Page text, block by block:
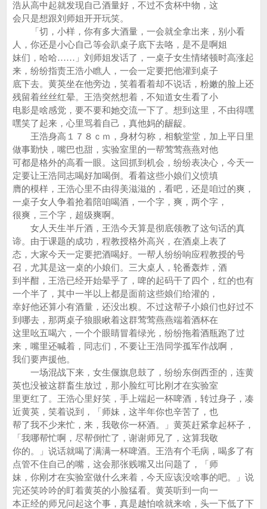
浩从高中起就发现自己酒量好，不过不贪杯中物，这
会只是想跟刘师姐开开玩笑。
「切，小样，你有多大酒量，一会就全拿出来，别小看
人，你还是小心自己等会趴桌子底下去咯，是不是啊姐
妹们，哈哈……」刘师姐发话了，一桌子女生情绪顿时高涨起
来，纷纷指责王浩小瞧人，一会一定要把他灌到桌子
底下去。黄英坐在他旁边，笑着看着却不说话，粉嫩的脸上还
残留着丝丝红晕。王浩突然想着，不知道女生看了小
电影是啥感觉，要不要和她交流一下了。想到这里，不由得嘿
嘿笑了起来，心里骂着自己，真他妈的龌龊。
王浩身高１７８ｃｍ，身材匀称，相貌堂堂，加上平日里
做事勤快，嘴巴也甜，实验室里的一帮莺莺燕燕对他
可都是格外的高看一眼。这回抓到机会，纷纷表决心，今天一
定要让王浩同志喝好加喝倒。看着这些小娘们义愤填
膺的模样，王浩心里不由得美滋滋的，看吧，还是咱过的爽，
一桌子女人争着抢着陪咱喝酒，一个字，爽，两个字，
很爽，三个字，超级爽啊。
女人天生半斤酒，王浩今天算是彻底领教了这句话的真
谛。由于课题的成功，程教授格外高兴，在酒桌上表了
态，大家今天一定要把酒喝好。一帮人纷纷响应程教授的号
召，尤其是这一桌的小娘们。三大桌人，轮番轰炸，酒
到半酣，王浩已经开始晕乎了，啤的起码干了四个，红的也有
一个半了，其中一半以上都是面前这些娘们给灌的，
幸好他还算小有酒量，还没出糗。不过这帮子小娘们也好过不
到哪去，那两桌子狼眼瞅着这群莺莺燕燕端着酒杯在
这里吆五喝六，一个个眼睛冒着绿光，纷纷拖着酒瓶跑了过
来，嘴里还喊着，同志们，不要让王浩同学孤军作战啊，
我们要声援他。
一场混战下来，女生偃旗息鼓了，纷纷东倒西歪的，连黄
英也没被这群畜生放过，那小脸红可比刚才在实验室
里更红了。王浩心里好笑，手上端起一杯啤酒，转过身子，凑
近黄英，笑着说到，「师妹，这半年你也辛苦了，也
帮了我不少来忙，来，我敬你一杯酒。」黄英赶紧拿起杯子，
「我哪帮忙啊，尽帮倒忙了，谢谢师兄了，这算我敬
你的。」说话就喝了满满一杯啤酒。王浩有个毛病，喝多了有
点管不住自己的嘴，这会那张贱嘴又出问题了，「师
妹，你刚才在实验室做什么来着，今天应该没啥事的吧。」说
完还笑吟吟的盯着黄英的小脸猛看。黄英听到一向一
本正经的师兄问起这个事，真是越怕啥就来啥，头一下低了下